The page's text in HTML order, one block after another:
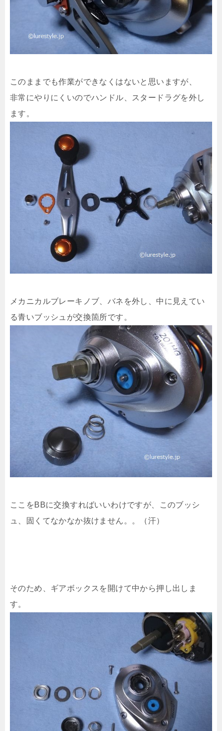
このままでも作業ができなくはないと思いますが、
非常にやりにくいのでハンドル、スタードラグを外し
ます。
メカニカルブレーキノブ、バネを外し、中に見えてい
る青いブッシュが交換箇所です。
ここをBBに交換すればいいわけですが、このブッシ
ュ、固くてなかなか抜けません。。（汗）
そのため、ギアボックスを開けて中から押し出しま
す。